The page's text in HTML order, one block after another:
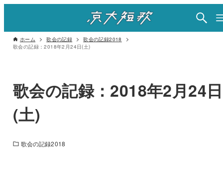
ホーム 歌会の記録
歌会の記録2018
歌会の記録：2018年2月24日(土)
歌会の記録：2018年2月24日
(土)
歌会の記録2018